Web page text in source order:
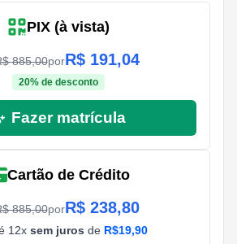
PIX (à vista)
885,00porR$ 191,04
20% de desconto
Fazer matrícula
Cartão de Crédito
885,00porR$ 238,80
12x sem juros de R$19,90